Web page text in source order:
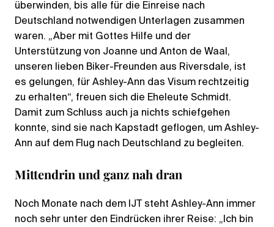
überwinden, bis alle für die Einreise nach
Deutschland notwendigen Unterlagen zusammen
waren. „Aber mit Gottes Hilfe und der
Unterstützung von Joanne und Anton de Waal,
unseren lieben Biker-Freunden aus Riversdale, ist
es gelungen, für Ashley-Ann das Visum rechtzeitig
zu erhalten“, freuen sich die Eheleute Schmidt.
Damit zum Schluss auch ja nichts schiefgehen
konnte, sind sie nach Kapstadt geflogen, um Ashley-
Ann auf dem Flug nach Deutschland zu begleiten.
Mittendrin und ganz nah dran
Noch Monate nach dem IJT steht Ashley-Ann immer
noch sehr unter den Eindrücken ihrer Reise: „Ich bin